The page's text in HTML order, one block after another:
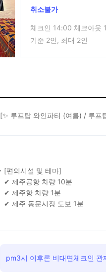
취소불가
체크인 14:00 체크아웃
기준 2인, 최대 2인
[✨ 루프탑 와인파티 (여름) / 루프
[편의시설 및 테마]
✔ 제주공항 차량 10분
✔ 제주항 차량 1분
✔ 제주 동문시장 도보 1분
pm3시 이후론 비대면체크인 관